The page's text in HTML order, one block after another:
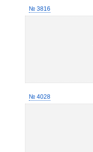
№ 3816
№ 4028